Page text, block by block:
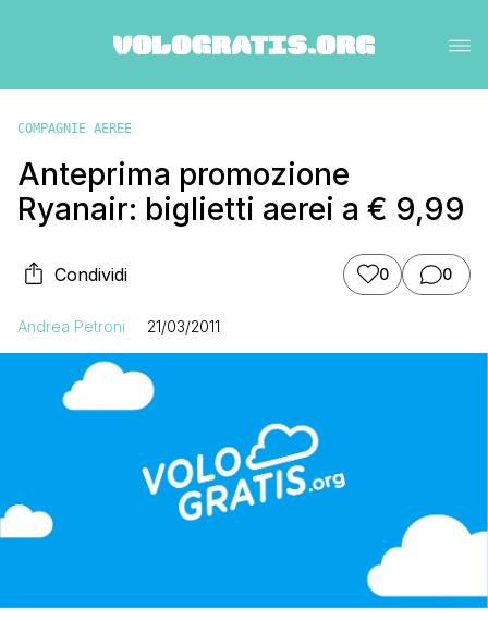
COMPAGNIE AEREE
Anteprima promozione
Ryanair: biglietti aerei a € 9,99
Condividi 0 0
Andrea Petroni 21/03/2011